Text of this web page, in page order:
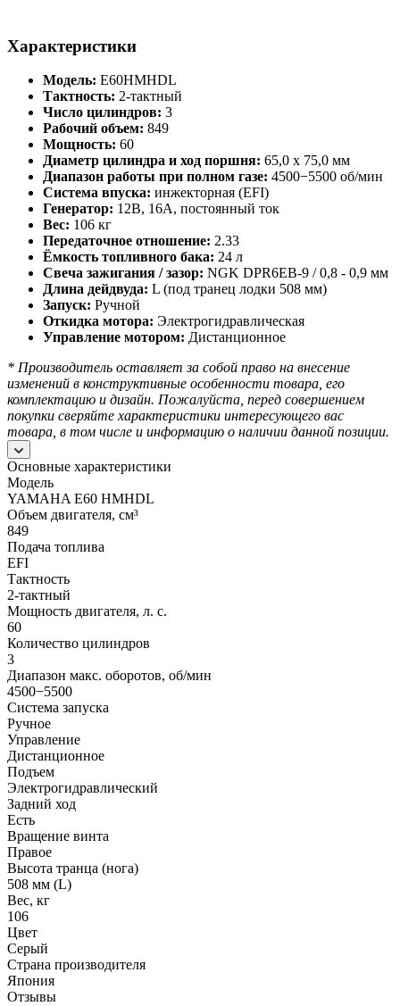
Характеристики
Модель: E60HMHDL
Тактность: 2-тактный
Число цилиндров: 3
Рабочий объем: 849
Мощность: 60
Диаметр цилиндра и ход поршня: 65,0 х 75,0 мм
Диапазон работы при полном газе: 4500−5500 об/мин
Система впуска: инжекторная (EFI)
Генератор: 12В, 16А, постоянный ток
Вес: 106 кг
Передаточное отношение: 2.33
Ёмкость топливного бака: 24 л
Свеча зажигания / зазор: NGK DPR6EB-9 / 0,8 - 0,9 мм
Длина дейдвуда: L (под транец лодки 508 мм)
Запуск: Ручной
Откидка мотора: Электрогидравлическая
Управление мотором: Дистанционное
* Производитель оставляет за собой право на внесение
изменений в конструктивные особенности товара, его
комплектацию и дизайн. Пожалуйста, перед совершением
покупки сверяйте характеристики интересующего вас
товара, в том числе и информацию о наличии данной позиции.
Основные характеристики
Модель
YAMAHA E60 HMHDL
Объем двигателя, см³
849
Подача топлива
EFI
Тактность
2-тактный
Мощность двигателя, л. с.
60
Количество цилиндров
3
Диапазон макс. оборотов, об/мин
4500−5500
Система запуска
Ручное
Управление
Дистанционное
Подъем
Электрогидравлический
Задний ход
Есть
Вращение винта
Правое
Высота транца (нога)
508 мм (L)
Вес, кг
106
Цвет
Серый
Страна производителя
Япония
Отзывы